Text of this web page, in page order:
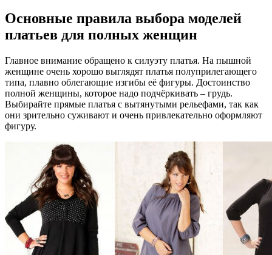
Основные правила выбора моделей
платьев для полных женщин
Главное внимание обращено к силуэту платья. На пышной
женщине очень хорошо выглядят платья полуприлегающего
типа, плавно облегающие изгибы её фигуры. Достоинство
полной женщины, которое надо подчёркивать – грудь.
Выбирайте прямые платья с вытянутыми рельефами, так как
они зрительно суживают и очень привлекательно оформляют
фигуру.